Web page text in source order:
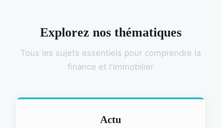
Explorez nos thématiques
Tous les sujets essentiels pour comprendre la
finance et l'immobilier
Actu